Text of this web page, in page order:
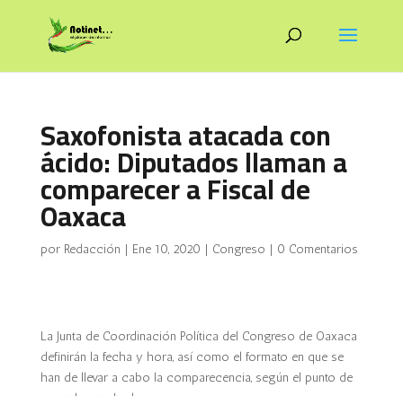
Saxofonista atacada con
ácido: Diputados llaman a
comparecer a Fiscal de
Oaxaca
por Redacción | Ene 10, 2020 | Congreso | 0 Comentarios
La Junta de Coordinación Política del Congreso de Oaxaca
definirán la fecha y hora, así como el formato en que se
han de llevar a cabo la comparecencia, según el punto de